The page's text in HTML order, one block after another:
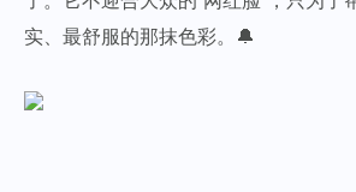
实、最舒服的那抹色彩。🔔